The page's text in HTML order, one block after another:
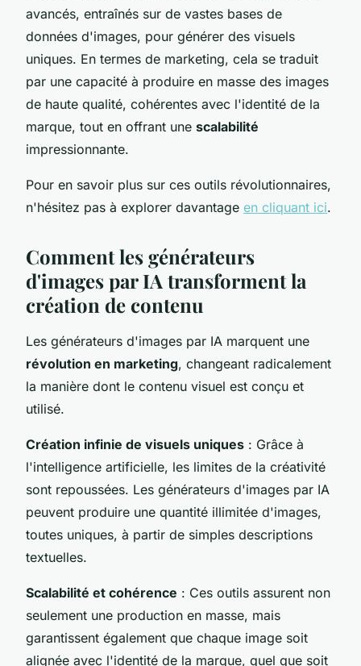
avancés, entraînés sur de vastes bases de
données d'images, pour générer des visuels
uniques. En termes de marketing, cela se traduit
par une capacité à produire en masse des images
de haute qualité, cohérentes avec l'identité de la
marque, tout en offrant une scalabilité
impressionnante.
Pour en savoir plus sur ces outils révolutionnaires,
n'hésitez pas à explorer davantage en cliquant ici.
Comment les générateurs
d'images par IA transforment la
création de contenu
Les générateurs d'images par IA marquent une
révolution en marketing, changeant radicalement
la manière dont le contenu visuel est conçu et
utilisé.
Création infinie de visuels uniques : Grâce à
l'intelligence artificielle, les limites de la créativité
sont repoussées. Les générateurs d'images par IA
peuvent produire une quantité illimitée d'images,
toutes uniques, à partir de simples descriptions
textuelles.
Scalabilité et cohérence : Ces outils assurent non
seulement une production en masse, mais
garantissent également que chaque image soit
alignée avec l'identité de la marque, quel que soit